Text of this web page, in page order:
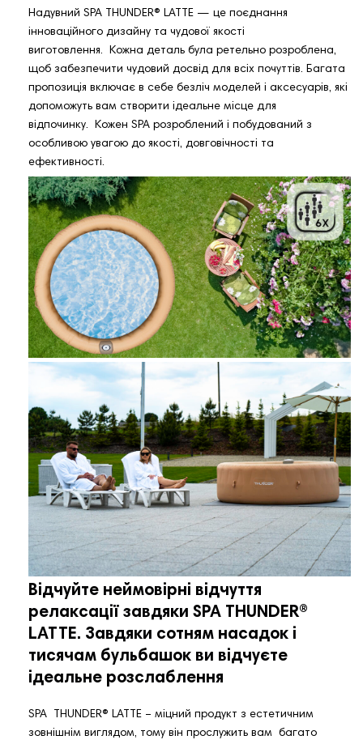
Надувний SPA THUNDER®️ LATTE — це поєднання
інноваційного дизайну та чудової якості
виготовлення. Кожна деталь була ретельно розроблена,
щоб забезпечити чудовий досвід для всіх почуттів. Багата
пропозиція включає в себе безліч моделей і аксесуарів, які
допоможуть вам створити ідеальне місце для
відпочинку. Кожен SPA розроблений і побудований з
особливою увагою до якості, довговічності та
ефективності.
Відчуйте неймовірні відчуття
релаксації завдяки SPA THUNDER®️
LATTE. Завдяки сотням насадок і
тисячам бульбашок ви відчуєте
ідеальне розслаблення
SPA THUNDER®️ LATTE – міцний продукт з естетичним
зовнішнім виглядом, тому він прослужить вам багато